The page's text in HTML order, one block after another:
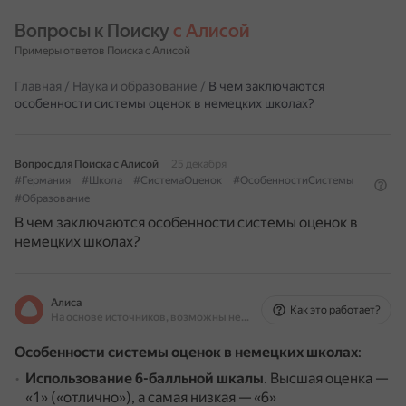
Вопросы к Поиску с Алисой
Примеры ответов Поиска с Алисой
Главная / Наука и образование / В чем заключаются
особенности системы оценок в немецких школах?
Вопрос для Поиска с Алисой
25 декабря
#Германия
#Школа #СистемаОценок
#ОсобенностиСистемы
#Образование
В чем заключаются особенности системы оценок в
немецких школах?
Алиса
На основе источников, возможны неточности
Как это работает?
Особенности системы оценок в немецких школах:
Использование 6-балльной шкалы. Высшая оценка —
«1» («отлично»), а самая низкая — «6»